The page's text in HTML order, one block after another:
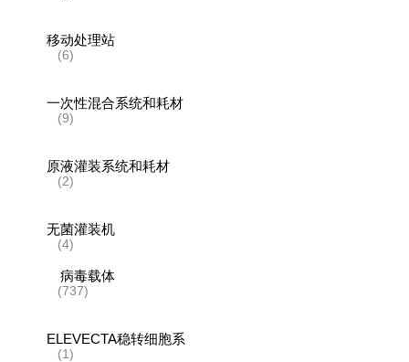
移动处理站
(6)
一次性混合系统和耗材
(9)
原液灌装系统和耗材
(2)
无菌灌装机
(4)
病毒载体
(737)
ELEVECTA稳转细胞系
(1)